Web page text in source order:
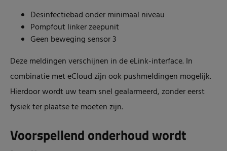
Desinfectiebad onder minimaal niveau
Pompfout linker zeepunit
Geen beweging sensor 3
Deze meldingen verschijnen in de eLink-interface. In
combinatie met eCloud zijn ook pushmeldingen mogelijk.
Hierdoor wordt uw team snel gealarmeerd, zonder eerst
fysiek ter plaatse te moeten zijn.
Voorspellend onderhoud wordt